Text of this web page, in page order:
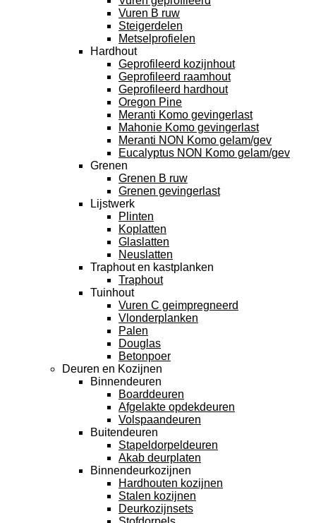
Vuren B ruw
Steigerdelen
Metselprofielen
Hardhout
Geprofileerd kozijnhout
Geprofileerd raamhout
Geprofileerd hardhout
Oregon Pine
Meranti Komo gevingerlast
Mahonie Komo gevingerlast
Meranti NON Komo gelam/gev
Eucalyptus NON Komo gelam/gev
Grenen
Grenen B ruw
Grenen gevingerlast
Lijstwerk
Plinten
Koplatten
Glaslatten
Neuslatten
Traphout en kastplanken
Traphout
Tuinhout
Vuren C geimpregneerd
Vlonderplanken
Palen
Douglas
Betonpoer
Deuren en Kozijnen
Binnendeuren
Boarddeuren
Afgelakte opdekdeuren
Volspaandeuren
Buitendeuren
Stapeldorpeldeuren
Akab deurplaten
Binnendeurkozijnen
Hardhouten kozijnen
Stalen kozijnen
Deurkozijnsets